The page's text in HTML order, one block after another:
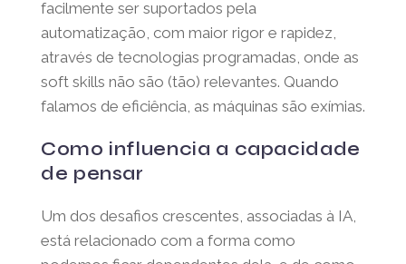
baseadas em processos e tarefas
mecanizadas e repetitivas, que podem
facilmente ser suportados pela
automatização, com maior rigor e rapidez,
através de tecnologias programadas, onde
Quando falamos de eficiência, as máquinas
são exímias.
Como influencia a
capacidade de pensar